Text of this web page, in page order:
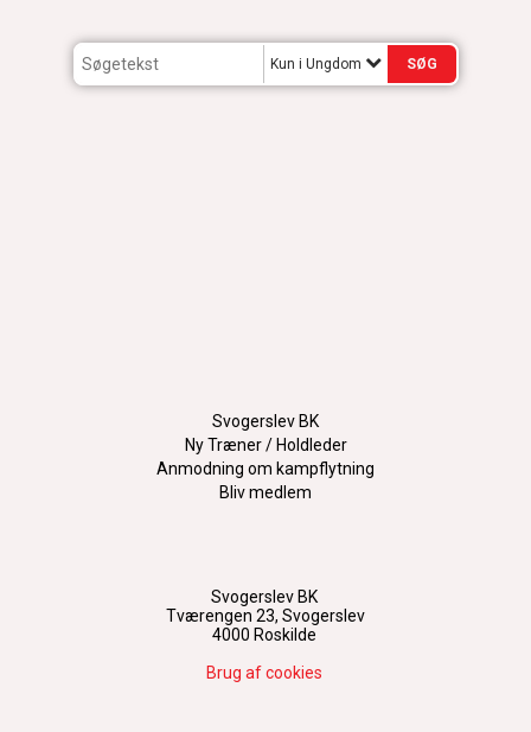
Kun i Ungdom
Svogerslev BK
Ny Træner / Holdleder
Anmodning om kampflytning
Bliv medlem
Svogerslev BK
Tværengen 23, Svogerslev
4000 Roskilde
Brug af cookies